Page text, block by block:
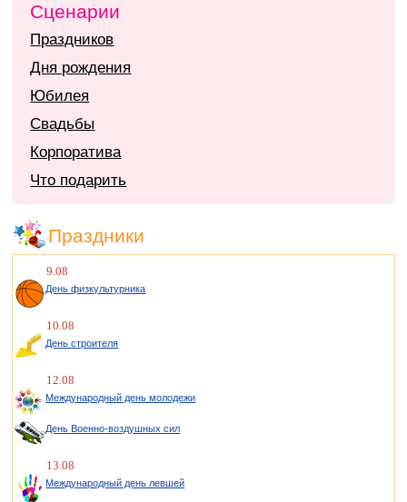
Сценарии
Праздников
Дня рождения
Юбилея
Свадьбы
Корпоратива
Что подарить
Праздники
9.08
День физкультурника
10.08
День строителя
12.08
Международный день молодежи
День Военно-воздушных сил
13.08
Международный день левшей